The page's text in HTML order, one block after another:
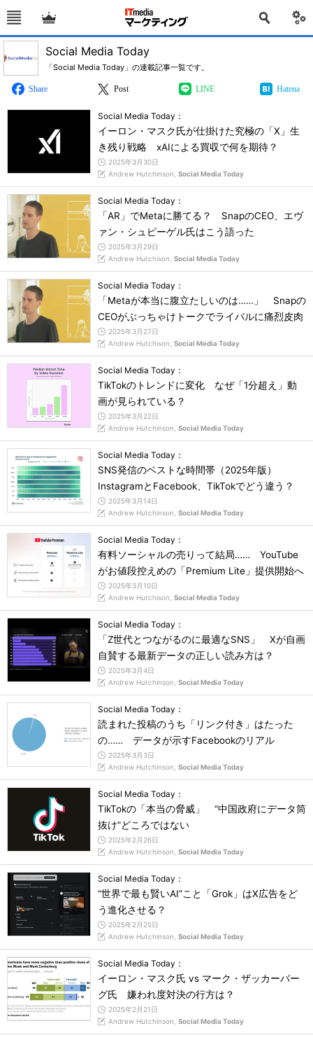
Social Media Today
「Social Media Today」の連載記事一覧です。
Share Post LINE Hatena
Social Media Today：
イーロン・マスク氏が仕掛けた究極の「X」生
き残り戦略 xAIによる買収で何を期待？
2025年3月30日
Andrew Hutchinson, Social Media Today
Social Media Today：
「AR」でMetaに勝てる？ SnapのCEO、エヴ
ァン・シュピーゲル氏はこう語った
2025年3月29日
Andrew Hutchison, Social Media Today
Social Media Today：
「Metaが本当に腹立たしいのは……」 Snapの
CEOがぶっちゃけトークでライバルに痛烈皮肉
2025年3月27日
Andrew Hutchison, Social Media Today
Social Media Today：
TikTokのトレンドに変化 なぜ「1分超え」動
画が見られている？
2025年3月22日
Andrew Hutchinson, Social Media Today
Social Media Today：
SNS発信のベストな時間帯（2025年版）
InstagramとFacebook、TikTokでどう違う？
2025年3月14日
Andrew Hutchinson, Social Media Today
Social Media Today：
有料ソーシャルの売りって結局…… YouTube
がお値段控えめの「Premium Lite」提供開始へ
2025年3月10日
Andrew Hutchison, Social Media Today
Social Media Today：
「Z世代とつながるのに最適なSNS」 Xが自画
自賛する最新データの正しい読み方は？
2025年3月4日
Andrew Hutchinson, Social Media Today
Social Media Today：
読まれた投稿のうち「リンク付き」はたった
の…… データが示すFacebookのリアル
2025年3月3日
Andrew Hutchinson, Social Media Today
Social Media Today：
TikTokの「本当の脅威」 “中国政府にデータ筒
抜け”どころではない
2025年2月26日
Andrew Hutchinson, Social Media Today
Social Media Today：
“世界で最も賢いAI”こと「Grok」はX広告をど
う進化させる？
2025年2月25日
Andrew Hutchinson, Social Media Today
Social Media Today：
イーロン・マスク氏 vs マーク・ザッカーバー
グ氏 嫌われ度対決の行方は？
2025年2月21日
Andrew Hutchinson, Social Media Today